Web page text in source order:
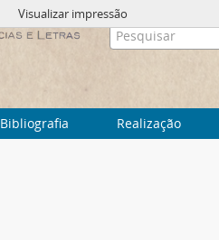
Bibliografia Realização
Visualizar impressão